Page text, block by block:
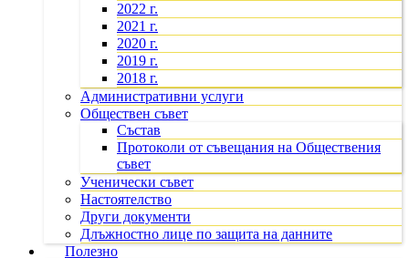
2022 г.
2021 г.
2020 г.
2019 г.
2018 г.
Административни услуги
Обществен съвет
Състав
Протоколи от съвещания на Обществения
съвет
Ученически съвет
Настоятелство
Други документи
Длъжностно лице по защита на данните
Полезно